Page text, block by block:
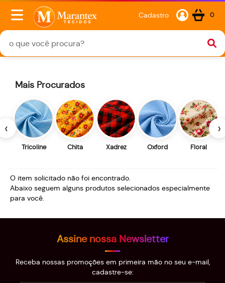
Cadastro 0
‹
Mais Procurados
Tricoline Chita Xadrez Oxford Floral
›
O item solicitado não foi encontrado.
Abaixo seguem alguns produtos selecionados especialmente
para você.
Assine nossa Newsletter
Receba nossas promoções em primeira mão no seu e-mail,
cadastre-se: